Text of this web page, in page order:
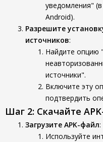
уведомления"
Android).
Разрешите
источников:
Найдите опцию
источники".
Включите эту
подтвердить
Шаг 2: Скачайте
Загрузите APK-файл:
Используйте